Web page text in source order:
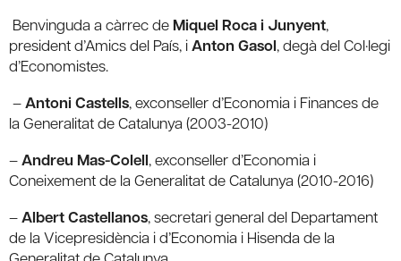
Benvinguda a càrrec de Miquel Roca i Junyent,
president d’Amics del País, iAnton Gasol, degà del Col·legi
d’Economistes.
–Antoni Castells, exconseller d’Economia i Finances de
la Generalitat de Catalunya (2003-2010)
–Andreu Mas-Colell, exconseller d’Economia i
Coneixement de la Generalitat de Catalunya (2010-2016)
–Albert Castellanos, secretari general del Departament
de la Vicepresidència i d’Economia i Hisenda de la